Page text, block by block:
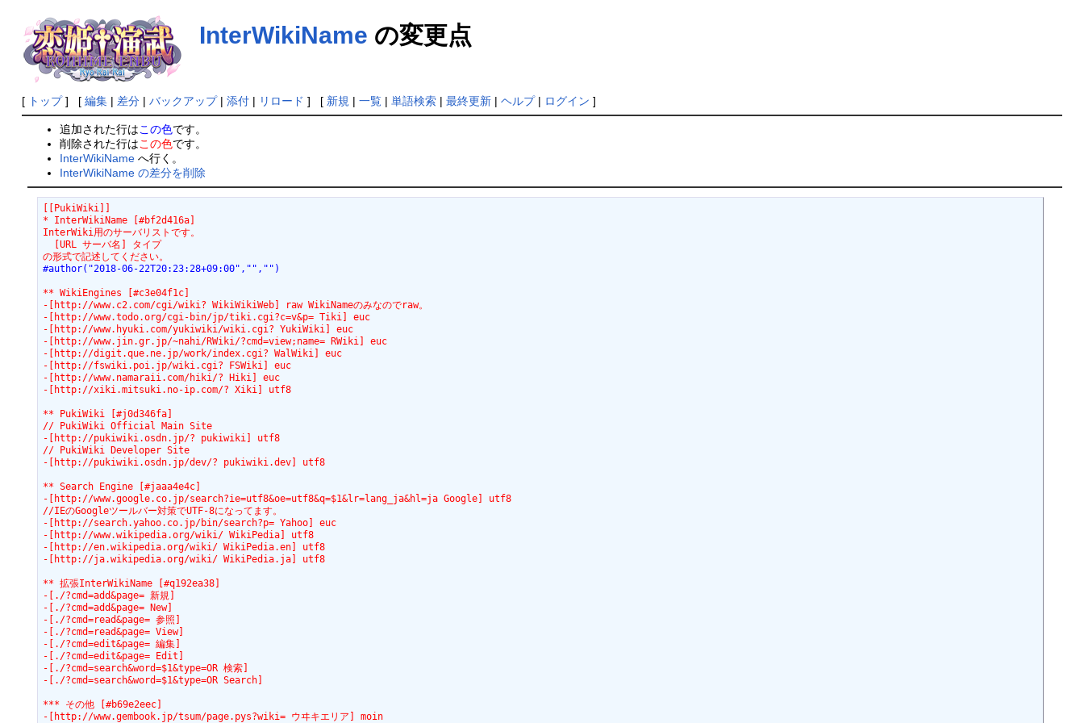
InterWikiName の変更点
[ トップ] [ 編集| 差分| バックアップ| 添付| リロード ] [ 新規 | 一覧| 単語検索| 最終更新| ヘルプ| ログイン ]
追加された行はこの色です。
削除された行はこの色です。
InterWikiName へ行く。
InterWikiName の差分を削除
[[PukiWiki]]
* InterWikiName [#bf2d416a]
InterWiki用のサーバリストです。
  [URL サーバ名] タイプ
の形式で記述してください。
#author("2018-06-22T20:23:28+09:00","","")
** WikiEngines [#c3e04f1c]
-[http://www.c2.com/cgi/wiki? WikiWikiWeb] raw WikiNameのみなのでraw。
-[http://www.todo.org/cgi-bin/jp/tiki.cgi?c=v&p= Tiki] euc
-[http://www.hyuki.com/yukiwiki/wiki.cgi? YukiWiki] euc
-[http://www.jin.gr.jp/~nahi/RWiki/?cmd=view;name= RWiki] euc
-[http://digit.que.ne.jp/work/index.cgi? WalWiki] euc
-[http://fswiki.poi.jp/wiki.cgi? FSWiki] euc
-[http://www.namaraii.com/hiki/? Hiki] euc
-[http://xiki.mitsuki.no-ip.com/? Xiki] utf8
** PukiWiki [#j0d346fa]
// PukiWiki Official Main Site
-[http://pukiwiki.osdn.jp/? pukiwiki] utf8
// PukiWiki Developer Site
-[http://pukiwiki.osdn.jp/dev/? pukiwiki.dev] utf8
** Search Engine [#jaaa4e4c]
-[http://www.google.co.jp/search?ie=utf8&oe=utf8&q=$1&lr=lang_ja&hl=ja Google] utf8
//IEのGoogleツールバー対策でUTF-8になってます。
-[http://search.yahoo.co.jp/bin/search?p= Yahoo] euc
-[http://www.wikipedia.org/wiki/ WikiPedia] utf8
-[http://en.wikipedia.org/wiki/ WikiPedia.en] utf8
-[http://ja.wikipedia.org/wiki/ WikiPedia.ja] utf8
** 拡張InterWikiName [#q192ea38]
-[./?cmd=add&page= 新規]
-[./?cmd=add&page= New]
-[./?cmd=read&page= 参照]
-[./?cmd=read&page= View]
-[./?cmd=edit&page= 編集]
-[./?cmd=edit&page= Edit]
-[./?cmd=search&word=$1&type=OR 検索]
-[./?cmd=search&word=$1&type=OR Search]
*** その他 [#b69e2eec]
-[http://www.gembook.jp/tsum/page.pys?wiki= ウヰキエリア] moin